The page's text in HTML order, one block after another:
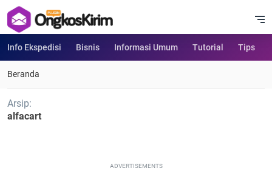
Info Ekspedisi Bisnis Informasi Umum Tutorial Tips
Beranda
Arsip:
alfacart
ADVERTISEMENTS